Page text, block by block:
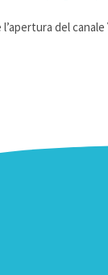
del